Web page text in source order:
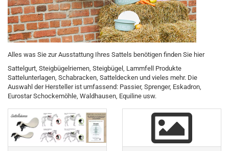
Alles was Sie zur Ausstattung Ihres Sattels benötigen finden Sie hier
Sattelgurt, Steigbügelriemen, Steigbügel, Lammfell Produkte
Sattelunterlagen, Schabracken, Satteldecken und vieles mehr. Die
Auswahl der Hersteller ist umfassend: Passier, Sprenger, Eskadron,
Eurostar Schockemöhle, Waldhausen, Equiline usw.